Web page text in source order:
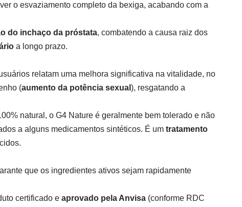
o esvaziamento completo da bexiga, acabando com a
do inchaço da próstata, combatendo a causa raiz dos
a longo prazo.
relatam uma melhora significativa na vitalidade, no
(aumento da potência sexual ), resgatando a
natural, o G4 Nature é geralmente bem tolerado e não
a alguns medicamentos sintéticos. É um tratamento
que os ingredientes ativos sejam rapidamente
certificado e aprovado pela Anvisa(conforme RDC